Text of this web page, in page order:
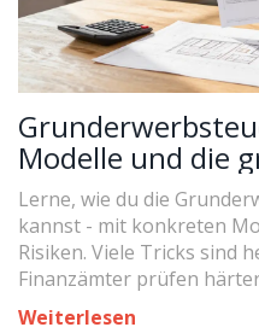
Modelle und die
Lerne, wie du die
kannst - mit konkreten
Risiken. Viele Tricks sind
Finanzämter prüfen
Weiterlesen